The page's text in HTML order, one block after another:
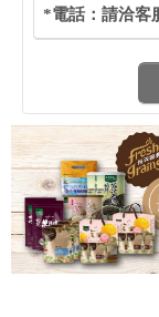
*電話：請洽客